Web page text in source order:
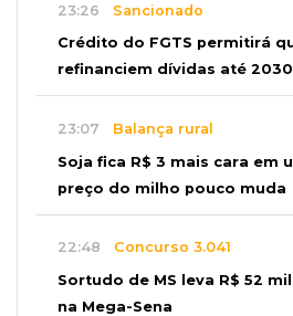
23:26 Sancionado
Crédito do FGTS permitirá
refinanciem dívidas até 2030
23:07 Balança rural
Soja fica R$ 3 mais cara em
preço do milho pouco muda
22:48 Concurso 3.041
Sortudo de MS leva R$ 52
na Mega-Sena